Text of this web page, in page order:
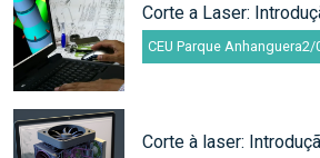
Corte a Laser:
CEU Parque Anhanguera2/
Corte à laser: